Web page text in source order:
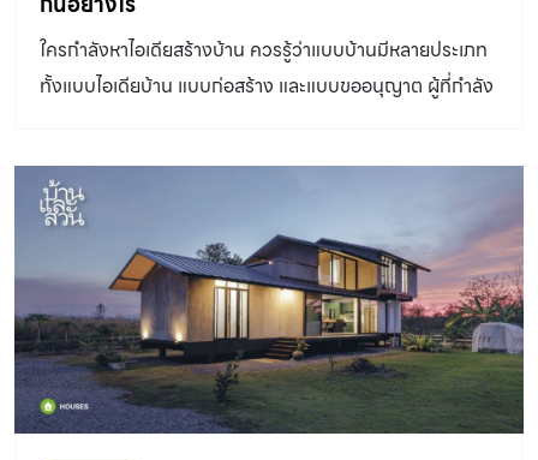
ใครกำลังหาไอเดียสร้างบ้าน ควรรู้ว่าแบบบ้านมีหลายประเภท
ทั้งแบบไอเดียบ้าน แบบก่อสร้าง และแบบขออนุญาต ผู้ที่กำลัง
ตกลงในการจัดจ้างผู้ออกแบบหรือบริษัทรับสร้างบ้าน แบบไอ
เดียบ้าน ใช้สำหรับแสดงแนวคิดการออกแบบ เพื่อสื่อสารให้
เจ้าของบ้านและบุคคลทั่วไปเข้าใจลักษณะภาพรวมของบ้าน
มักประกอบด้วยภาพผังพื้น รูปด้าน รูปตัด และภาพสามมิติ
โดยบอกเพียงระยะเบื้องต้น และไม่มีรายละเอียดการก่อสร้าง
จึงใช้ในการก่อสร้างไม่ได้ มักเป็นแบบบ้านแจกฟรี จึงเหมาะ
สำหรับเก็บเป็นไอเดียเพื่อให้รู้ความชอบของตัวเอง ซึ่งในการ
ก่อสร้างจริงจำเป็นต้องให้สถาปนิกและวิศวกรออกแบบให้ใหม่